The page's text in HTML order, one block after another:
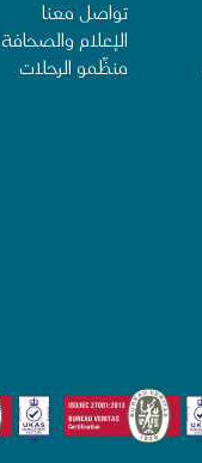
تواصل معنا
الإعلام والصحافة
منظِّمو الرحلات